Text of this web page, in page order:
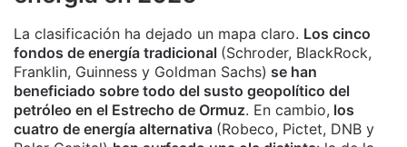
La clasificación ha dejado un mapa claro. Los cinco
fondos de energía tradicional (Schroder, BlackRock,
Franklin, Guinness y Goldman Sachs) se han
beneficiado sobre todo del susto geopolítico del
petróleo en el Estrecho de Ormuz. En cambio, los
cuatro de energía alternativa (Robeco, Pictet, DNB y